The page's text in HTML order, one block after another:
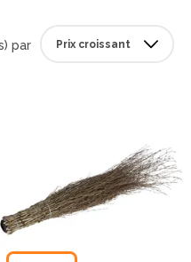
par